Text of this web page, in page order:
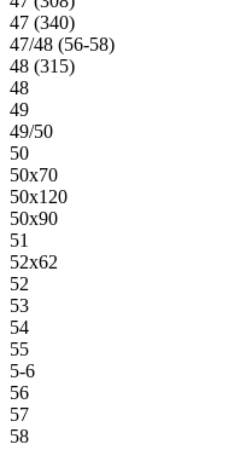
47 (340)
47/48 (56-58)
48 (315)
48
49
49/50
50
50х70
50х120
50х90
51
52х62
52
53
54
55
5-6
56
57
58